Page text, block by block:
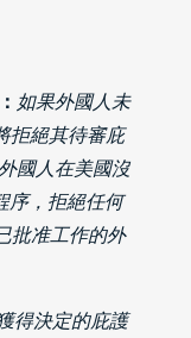
如果外國人未
拒絕其待審庇
國人在美國沒
序，拒絕任何
批准工作的外
得決定的庇護